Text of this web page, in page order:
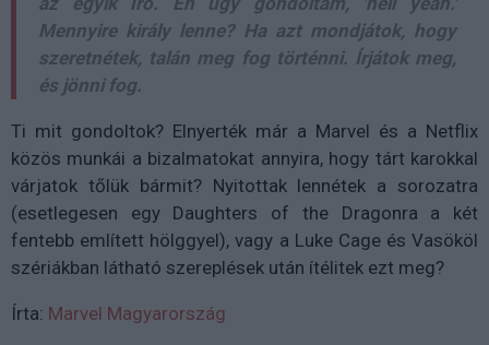
Mennyire király lenne? Ha azt mondjátok, hogy
szeretnétek, talán meg fog történni. Írjátok meg,
és jönni fog.
Ti mit gondoltok? Elnyerték már a Marvel és a Netflix
közös munkái a bizalmatokat annyira, hogy tárt karokkal
várjatok tőlük bármit? Nyitottak lennétek a sorozatra
(esetlegesen egy Daughters of the Dragonra a két
fentebb említett hölggyel), vagy a Luke Cage és Vasököl
szériákban látható szereplések után ítélitek ezt meg?
Írta: Marvel Magyarország